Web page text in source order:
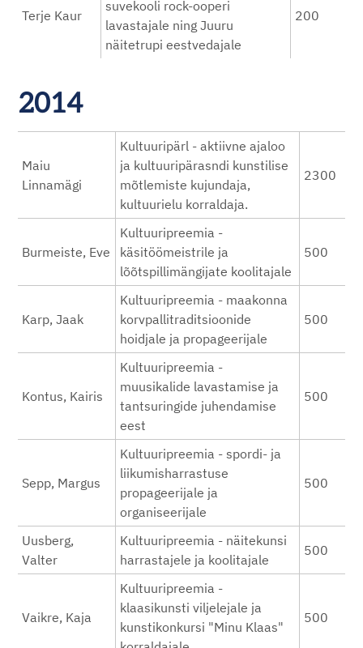
Terje Kaur
suvekooli rock-ooperi
lavastajale ning Juuru
näitetrupi eestvedajale
200
2014
Maiu
Linnamägi
Kultuuripärl - aktiivne ajaloo
ja kultuuripärasndi kunstilise
mõtlemiste kujundaja,
kultuurielu korraldaja.
2300
Burmeiste, Eve
Kultuuripreemia -
käsitöömeistrile ja
lõõtspillimängijate koolitajale
500
Karp, Jaak
Kultuuripreemia - maakonna
korvpallitraditsioonide
hoidjale ja propageerijale
500
Kontus, Kairis
Kultuuripreemia -
muusikalide lavastamise ja
tantsuringide juhendamise
eest
500
Sepp, Margus
Kultuuripreemia - spordi- ja
liikumisharrastuse
propageerijale ja
organiseerijale
500
Uusberg,
Valter
Kultuuripreemia - näitekunsi
harrastajele ja koolitajale
500
Vaikre, Kaja
Kultuuripreemia -
klaasikunsti viljelejale ja
kunstikonkursi "Minu Klaas"
500